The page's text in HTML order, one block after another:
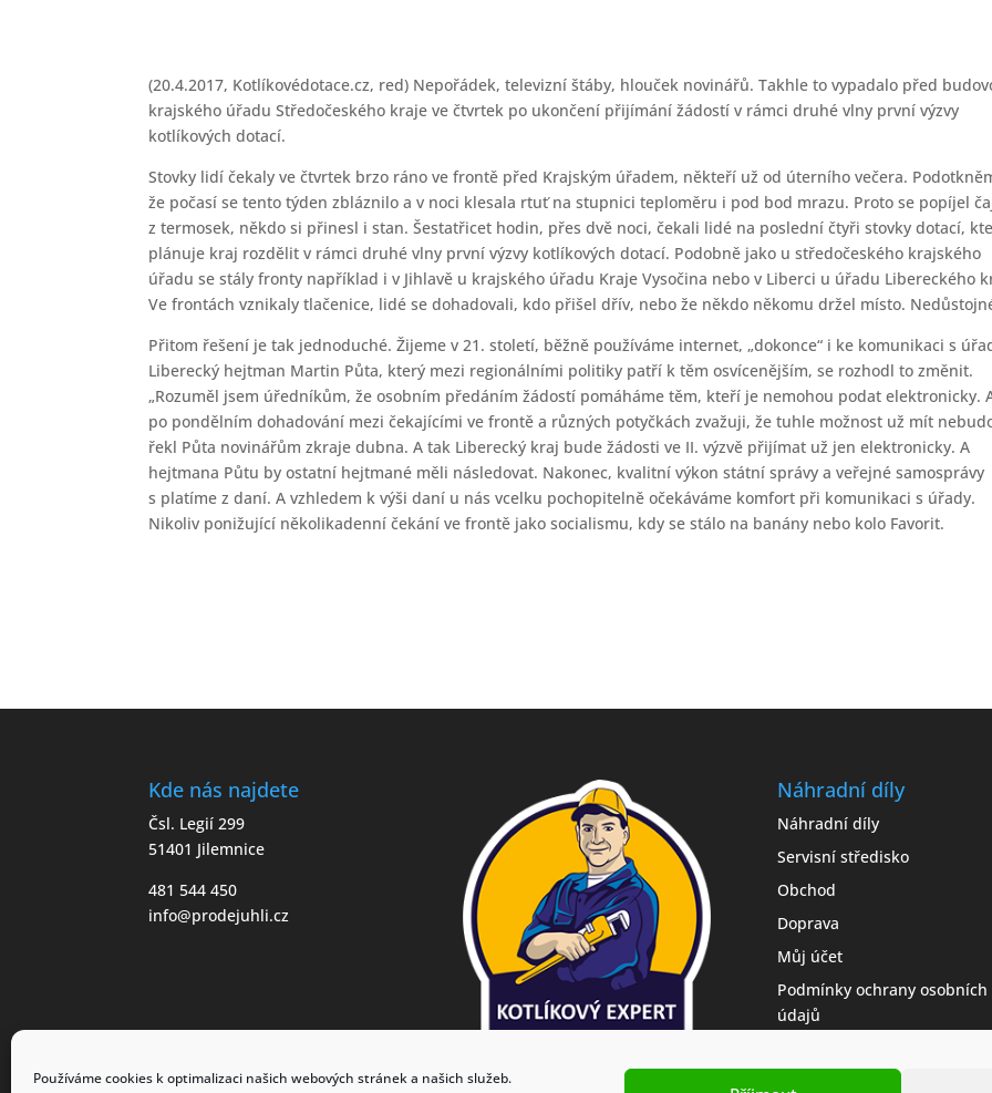
Používáme cookies k optimalizaci našich webových stránek a našich služeb.
(20.4.2017, Kotlíkovédotace.cz, red) Nepořádek, televizní štáby, hlouček novinářů. Takhle to vypadalo před
krajského úřadu Středočeského kraje ve čtvrtek po ukončení přijímání žádostí v rámci druhé vlny první výzvy
kotlíkových dotací.
Stovky lidí čekaly ve čtvrtek brzo ráno ve frontě před Krajským úřadem, někteří už od úterního večera.
že počasí se tento týden zbláznilo a v noci klesala rtuť na stupnici teploměru i pod bod mrazu. Proto se popíjel
z termosek, někdo si přinesl i stan. Šestatřicet hodin, přes dvě noci, čekali lidé na poslední čtyři stovky dotací,
plánuje kraj rozdělit v rámci druhé vlny první výzvy kotlíkových dotací. Podobně jako u středočeského krajského
úřadu se stály fronty například i v Jihlavě u krajského úřadu Kraje Vysočina nebo v Liberci u úřadu Libereckého
Ve frontách vznikaly tlačenice, lidé se dohadovali, kdo přišel dřív, nebo že někdo někomu držel místo.
Přitom řešení je tak jednoduché. Žijeme v 21. století, běžně používáme internet, „dokonce“ i ke komunikaci s
Liberecký hejtman Martin Půta, který mezi regionálními politiky patří k těm osvícenějším, se rozhodl to změnit.
„Rozuměl jsem úředníkům, že osobním předáním žádostí pomáháme těm, kteří je nemohou podat elektronicky.
po pondělním dohadování mezi čekajícími ve frontě a různých potyčkách zvažuji, že tuhle možnost už mít
řekl Půta novinářům zkraje dubna. A tak Liberecký kraj bude žádosti ve II. výzvě přijímat už jen elektronicky. A
hejtmana Půtu by ostatní hejtmané měli následovat. Nakonec, kvalitní výkon státní správy a veřejné samosprávy
s platíme z daní. A vzhledem k výši daní u nás vcelku pochopitelně očekáváme komfort při komunikaci s úřady.
Nikoliv ponižující několikadenní čekání ve frontě jako socialismu, kdy se stálo na banány nebo kolo Favorit.
Kde nás najdete
Čsl. Legií 299
51401 Jilemnice
481 544 450
info@prodejuhli.cz
Náhradní díly
Náhradní díly
Servisní středisko
Obchod
Doprava
Můj účet
Podmínky ochrany osobních
údajů